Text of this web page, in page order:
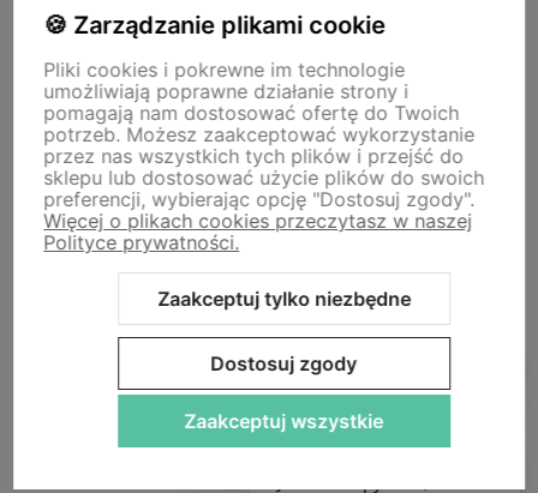
Moje konto
Płatności i dostawa
O nas
Storm - sklep plastyczny
Adres sklepu internetowego:ul. Kazimierza Wielkiego 29a, 50-077
Siedziba firmy:
ul. Jana Uphagena 19, 80-237 Gdańsk NIP:
5840152571
zamowienia@stormplastyczny.pl| Tel.:
🍪 Zarządzanie plikami cookie
Pliki cookies i pokrewne im technologie
umożliwiają poprawne działanie strony i
pomagają nam dostosować ofertę do Twoich
potrzeb. Możesz zaakceptować wykorzystanie
przez nas wszystkich tych plików i przejść do
sklepu lub dostosować użycie plików do swoich
preferencji, wybierając opcję "Dostosuj zgody".
Więcej o plikach cookies przeczytasz w naszej
Polityce prywatności.
Zaakceptuj tylko niezbędne
Dostosuj zgody
Zaakceptuj wszystkie